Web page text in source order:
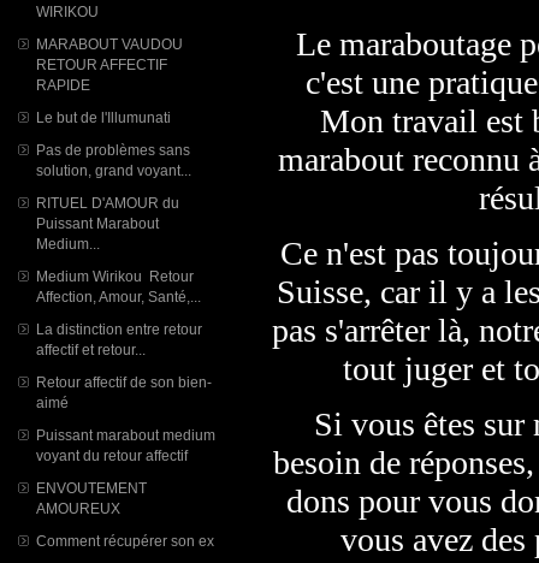
WIRIKOU
MARABOUT VAUDOU
RETOUR AFFECTIF
RAPIDE
Le but de l'Illumunati
Pas de problèmes sans
solution, grand voyant...
RITUEL D'AMOUR du
Puissant Marabout
Medium...
Medium Wirikou Retour
Affection, Amour, Santé,...
La distinction entre retour
affectif et retour...
Retour affectif de son bien-
aimé
Puissant marabout medium
voyant du retour affectif
ENVOUTEMENT
AMOUREUX
Comment récupérer son ex
Le maraboutage
c'est une
Mon travail est
marabout reconnu
Ce n'est pas
Suisse, car il y a
pas s'arrêter là,
tout juger et
Si vous êtes sur
besoin de
dons pour vous
vous avez